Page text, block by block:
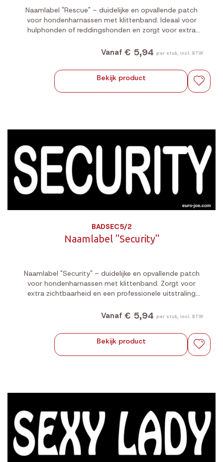
Naamlabel "Rescue" – duidelijke en opvallende patch
voor hondenharnassen met klittenband. Ideaal voor
hulphonden of reddingshonden en zorgt voor extra
Vanaf € 5,94 per stuk, incl. BTW
Bekijk product
BADSEC5/2
Naamlabel "Security"
Naamlabel "Security" – duidelijke en opvallende patch
voor hondenharnassen met klittenband. Zorgt voor
extra zichtbaarheid en een professionele uitstraling
Vanaf € 5,94 per stuk, incl. BTW
Bekijk product